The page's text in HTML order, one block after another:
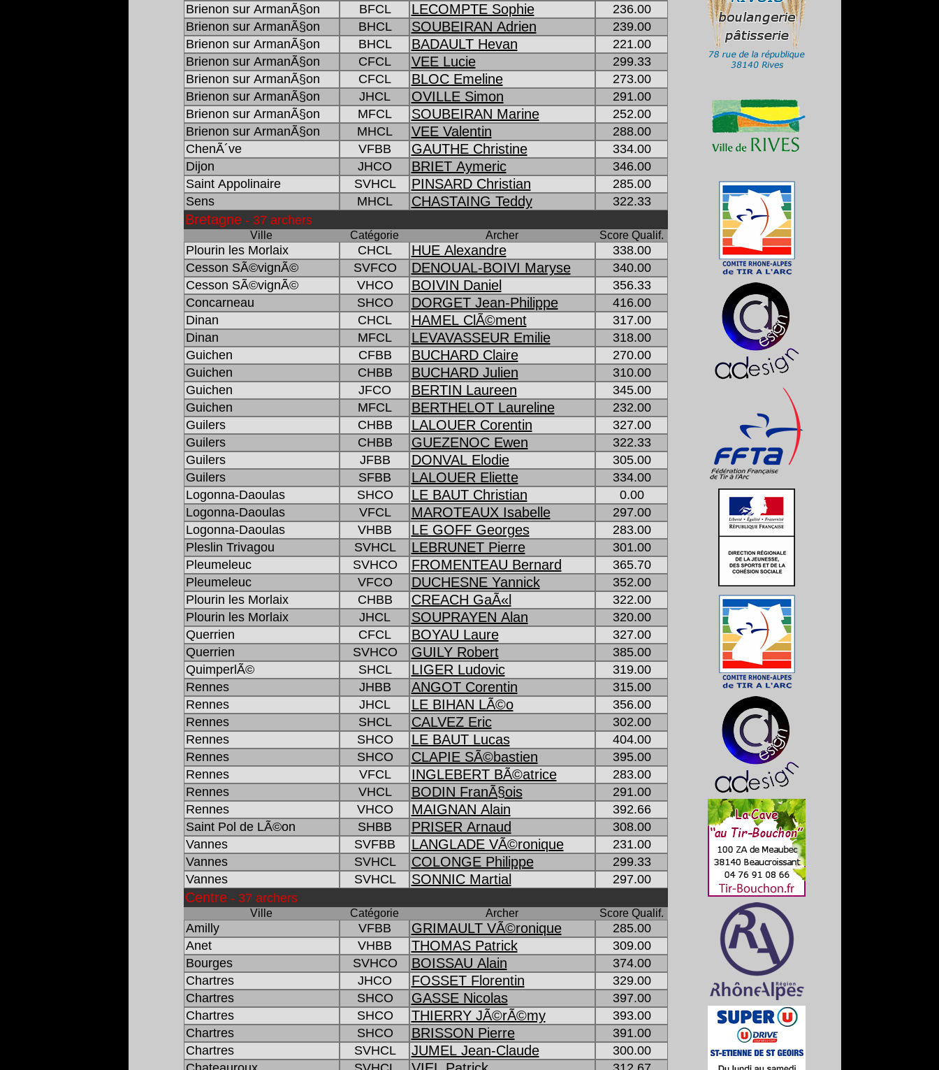
Brienon sur ArmanÃ§on
BFCL LECOMPTE Sophie
236.00
Brienon sur ArmanÃ§on
BHCL SOUBEIRAN Adrien
239.00
Brienon sur ArmanÃ§on
BHCL BADAULT Hevan
221.00
Brienon sur ArmanÃ§on
CFCL VEE Lucie
299.33
Brienon sur ArmanÃ§on
CFCL BLOC Emeline
273.00
Brienon sur ArmanÃ§on
JHCL OVILLE Simon
291.00
Brienon sur ArmanÃ§on
MFCL SOUBEIRAN Marine
252.00
Brienon sur ArmanÃ§on
MHCL VEE Valentin
288.00
ChenÃ´ve
VFBB GAUTHE Christine
334.00
Dijon
JHCO BRIET Aymeric
346.00
Saint Appolinaire
SVHCL PINSARD Christian
285.00
Sens
MHCL CHASTAING Teddy 322.33
Bretagne- 37 archers
Ville Catégorie Archer Score Qualif.
Plourin les Morlaix CHCL HUE Alexandre
338.00
Cesson SÃ©vignÃ©
SVFCO DENOUAL-BOIVI Maryse
340.00
Cesson SÃ©vignÃ©
VHCO BOIVIN Daniel
356.33
Concarneau
SHCO DORGET Jean-Philippe
416.00
Dinan
CHCL HAMEL ClÃ©ment
317.00
Dinan
MFCL LEVAVASSEUR Emilie
318.00
Guichen
CFBB BUCHARD Claire
270.00
Guichen
CHBB BUCHARD Julien
310.00
Guichen
JFCO BERTIN Laureen
345.00
Guichen
MFCL BERTHELOT Laureline
232.00
Guilers
CHBB LALOUER Corentin
327.00
Guilers
CHBB GUEZENOC Ewen
322.33
Guilers
JFBB DONVAL Elodie
305.00
Guilers
SFBB LALOUER Eliette
334.00
Logonna-Daoulas
SHCO LE BAUT Christian
0.00
Logonna-Daoulas
VFCL MAROTEAUX Isabelle
297.00
Logonna-Daoulas
VHBB LE GOFF Georges
283.00
Pleslin Trivagou
SVHCL LEBRUNET Pierre
301.00
Pleumeleuc
SVHCO FROMENTEAU Bernard
365.70
Pleumeleuc
VFCO DUCHESNE Yannick
352.00
Plourin les Morlaix
CHBB CREACH GaÃ«l
322.00
Plourin les Morlaix
JHCL SOUPRAYEN Alan
320.00
Querrien
CFCL BOYAU Laure
327.00
Querrien
SVHCO GUILY Robert
385.00
QuimperlÃ©
SHCL LIGER Ludovic
319.00
Rennes
JHBB ANGOT Corentin
315.00
Rennes
JHCL LE BIHAN LÃ©o
356.00
Rennes
SHCL CALVEZ Eric
302.00
Rennes
SHCO LE BAUT Lucas
404.00
Rennes
SHCO CLAPIE SÃ©bastien
395.00
Rennes
VFCL INGLEBERT BÃ©atrice
283.00
Rennes
VHCL BODIN FranÃ§ois
291.00
Rennes
VHCO MAIGNAN Alain
392.66
Saint Pol de LÃ©on
SHBB PRISER Arnaud
308.00
Vannes
SVFBB LANGLADE VÃ©ronique
231.00
Vannes
SVHCL COLONGE Philippe
299.33
Vannes
SVHCL SONNIC Martial 297.00
Centre- 37 archers
Ville Catégorie Archer Score Qualif.
Amilly VFBB GRIMAULT VÃ©ronique
285.00
Anet
VHBB THOMAS Patrick
309.00
Bourges
SVHCO BOISSAU Alain
374.00
Chartres
JHCO FOSSET Florentin
329.00
Chartres
SHCO GASSE Nicolas
397.00
Chartres
SHCO THIERRY JÃ©rÃ©my
393.00
Chartres
SHCO BRISSON Pierre
391.00
Chartres
SVHCL JUMEL Jean-Claude
300.00